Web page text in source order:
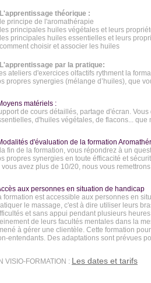
théorique :
principe de l'aromathérapie
principales huiles végétales et leurs
principales huiles essentielles et leurs
choisir et associer les huiles
par la pratique:
ateliers d'exercices olfactifs rythment la
propres synergies (mélange d’huiles), que
matériels :
de cours détaillés, partage d'écran.
d'huiles végétales, de flacons...
d'évaluation de la formation
fin de la formation, vous répondrez à un
propres synergies en toute éfficacité et
vous avez plus de 10/20, nous vous
aux personnes en situation de handicap
formation est accessible aux personnes en
le massage, c'est à dire utiliser leurs
et sans appui pendant plusieurs
de leurs facultés mentales dans la
à gérer une clientèle. Cette formation
entendants. Des adaptations sont prévues
VISIO-FORMATION : Les dates et tarifs